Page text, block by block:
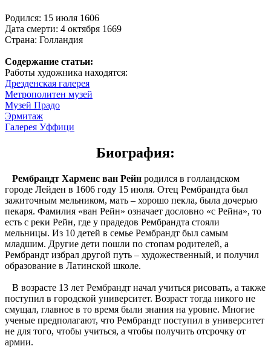
Родился: 15 июля 1606
Дата смерти: 4 октября 1669
Страна: Голландия
Содержание статьи:
Работы художника находятся:
Дрезденская галерея
Метрополитен музей
Музей Прадо
Эрмитаж
Галерея Уффици
Биография:
Рембрандт Харменс ван Рейн родился в голландском
городе Лейден в 1606 году 15 июля. Отец Рембрандта был
зажиточным мельником, мать – хорошо пекла, была дочерью
пекаря. Фамилия «ван Рейн» означает дословно «с Рейна», то
есть с реки Рейн, где у прадедов Рембрандта стояли
мельницы. Из 10 детей в семье Рембрандт был самым
младшим. Другие дети пошли по стопам родителей, а
Рембрандт избрал другой путь – художественный, и получил
образование в Латинской школе.
В возрасте 13 лет Рембрандт начал учиться рисовать, а также
поступил в городской университет. Возраст тогда никого не
смущал, главное в то время были знания на уровне. Многие
ученые предполагают, что Рембрандт поступил в университет
не для того, чтобы учиться, а чтобы получить отсрочку от
армии.